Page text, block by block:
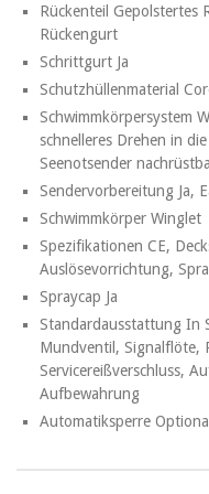
Rückenteil Gepolstertes
Rückengurt
Schrittgurt Ja
Schutzhüllenmaterial
Schwimmkörpersystem
schnelleres Drehen in
Seenotsender
Sendervorbereitung Ja,
Schwimmkörper Winglet
Spezifikationen CE,
Auslösevorrichtung,
Spraycap Ja
Standardausstattung In
Mundventil, Signalflöte,
Servicereißverschluss,
Aufbewahrung
Automatiksperre Optional